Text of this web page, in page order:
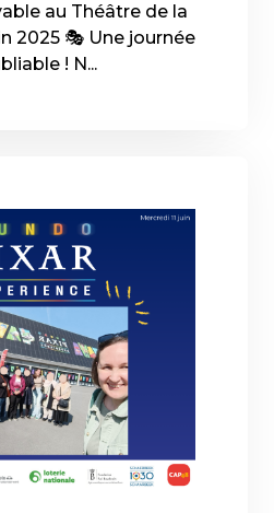
au Théâtre de la
2025 🎭 Une journée
! N...